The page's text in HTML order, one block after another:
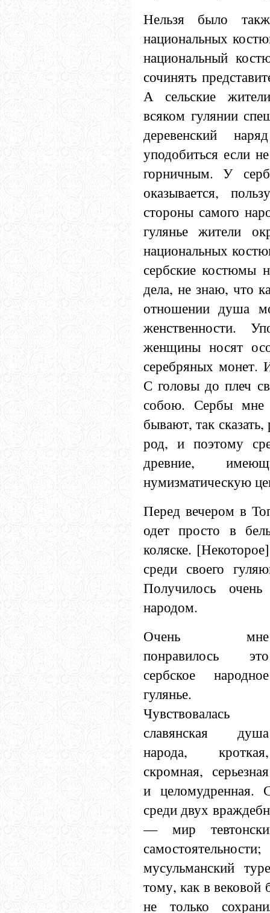
Нельзя было
национальных
национальный
сочинять
А сельские
всяком гулянии
деревенский
уподобиться если
горничным. У
оказывается,
стороны самого
гулянье жители
национальных
сербские костюмы
дела, не знаю, что
отношении душа
женственности.
женщины носят
серебряных монет.
С головы до плеч
собою. Сербы мне
бывают, так
род, и поэтому
древние,
нумизматическую
Перед вечером в
одет просто в
коляске.
среди своего
Получилось
народом.
Очень мне
понравилось это
сербское народное
гулянье.
Чувствовалась
славянская душа
народа, кроткая,
скромная, серьезная
и целомудренная.
среди двух
— мир
мусульманский
тому, как в вековой
не только